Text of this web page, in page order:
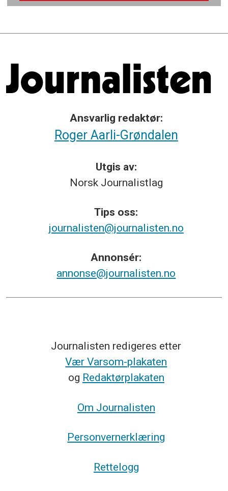
Ansvarlig redaktør:
Roger Aarli-Grøndalen
Utgis av:
Norsk Journalistlag
Tips oss:
journalisten@journalisten.no
Annonsér:
annonse@journalisten.no
Journalisten redigeres etter
Vær Varsom-plakaten
og Redaktørplakaten
Om Journalisten
Personvernerklæring
Rettelogg